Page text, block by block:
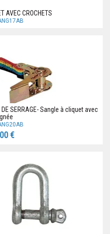
AVEC CROCHETS
DE SERRAGE- Sangle à cliquet avec
€